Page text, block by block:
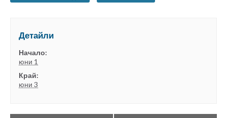
Детайли
Начало:
юни 1
Край:
юни 3